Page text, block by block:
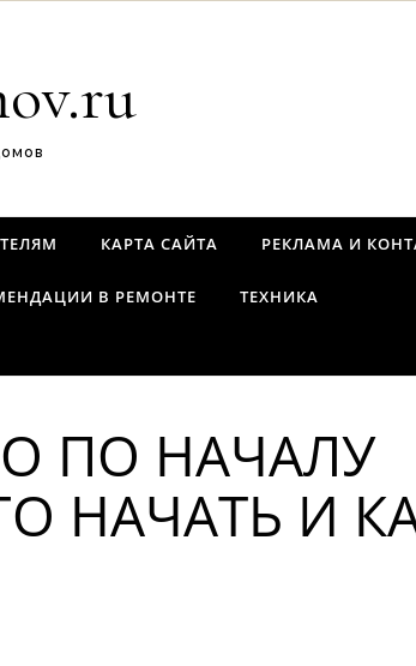
КАРТА САЙТА РЕКЛАМА И
В РЕМОНТЕ ТЕХНИКА
ПО НАЧАЛУ
НАЧАТЬ И